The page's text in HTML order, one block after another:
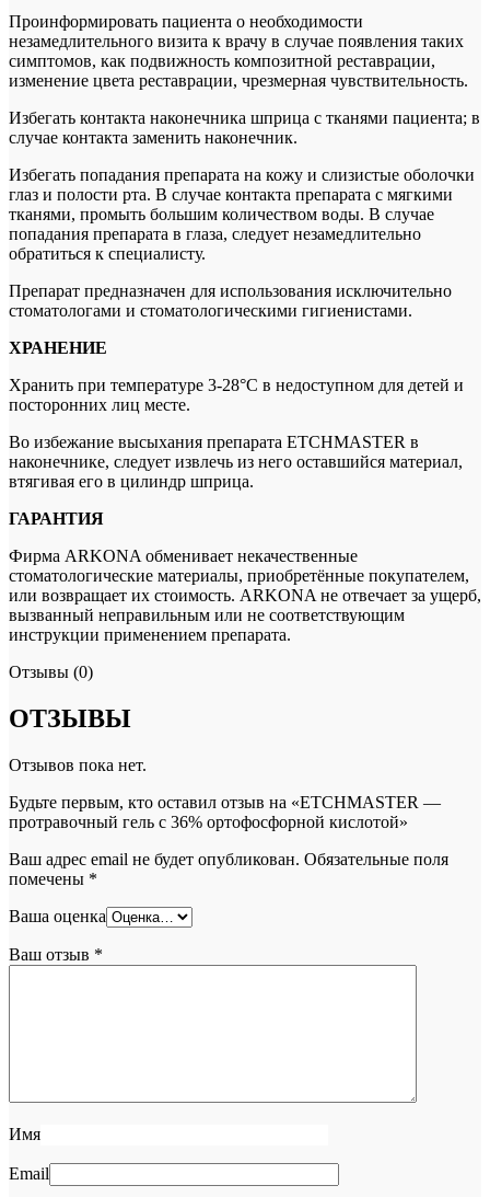
Проинформировать пациента о необходимости
незамедлительного визита к врачу в случае появления таких
симптомов, как подвижность композитной реставрации,
изменение цвета реставрации, чрезмерная чувствительность.
Избегать контакта наконечника шприца с тканями пациента; в
случае контакта заменить наконечник.
Избегать попадания препарата на кожу и слизистые оболочки
глаз и полости рта. В случае контакта препарата с мягкими
тканями, промыть большим количеством воды. В случае
попадания препарата в глаза, следует незамедлительно
обратиться к специалисту.
Препарат предназначен для использования исключительно
стоматологами и стоматологическими гигиенистами.
ХРАНЕНИЕ
Хранить при температуре 3-28°С в недоступном для детей и
посторонних лиц месте.
Во избежание высыхания препарата ETCHMASTER в
наконечнике, следует извлечь из него оставшийся материал,
втягивая его в цилиндр шприца.
ГАРАНТИЯ
Фирма ARKONA обменивает некачественные
стоматологические материалы, приобретённые покупателем,
или возвращает их стоимость. ARKONA не отвечает за ущерб,
вызванный неправильным или не соответствующим
инструкции применением препарата.
Отзывы (0)
ОТЗЫВЫ
Отзывов пока нет.
Будьте первым, кто оставил отзыв на «ETCHMASTER —
протравочный гель c 36% ортофосфорной кислотой»
Ваш адрес email не будет опубликован. Обязательные поля
помечены *
Ваша оценка
Ваш отзыв *
Имя
Email